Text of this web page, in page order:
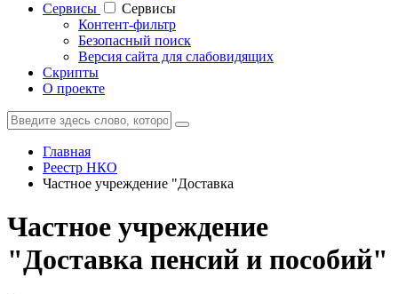
Cервисы
Cервисы
Контент-фильтр
Безопасный поиск
Версия сайта для слабовидящих
Скрипты
О проекте
Главная
Реестр НКО
Частное учреждение "Доставка
Частное учреждение
"Доставка пенсий и пособий"